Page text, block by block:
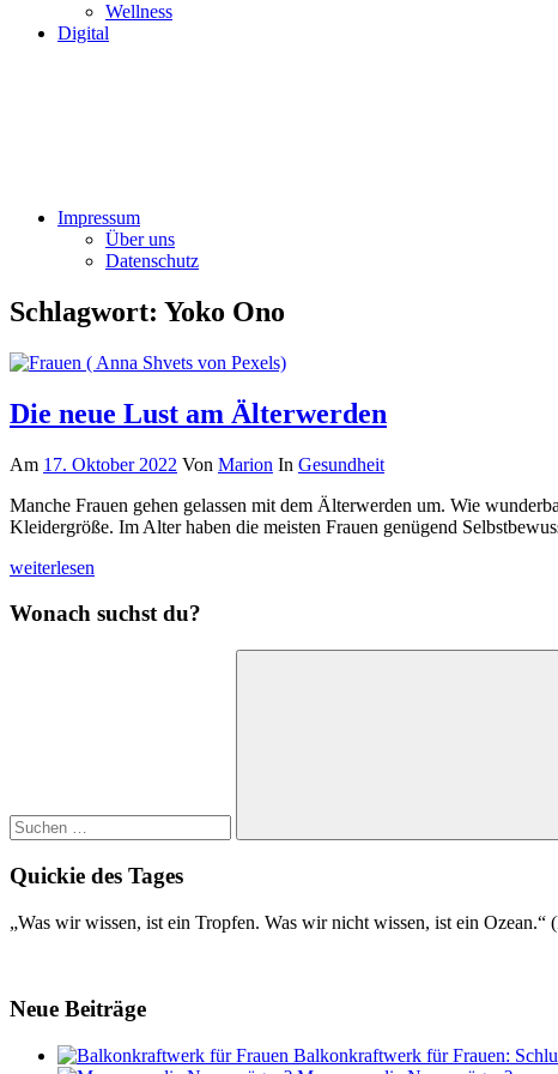
Wellness
Digital
Impressum
Über uns
Datenschutz
Schlagwort: Yoko Ono
Die neue Lust am Älterwerden
Am 17. Oktober 2022 Von Marion In Gesundheit
Manche Frauen gehen gelassen mit dem Älterwerden um. Wie
Kleidergröße. Im Alter haben die meisten Frauen genügend
weiterlesen
Wonach suchst du?
Suchen
Quickie des Tages
„Was wir wissen, ist ein Tropfen. Was wir nicht wissen, ist ein Ozean.“
Neue Beiträge
Balkonkraftwerk für Frauen: